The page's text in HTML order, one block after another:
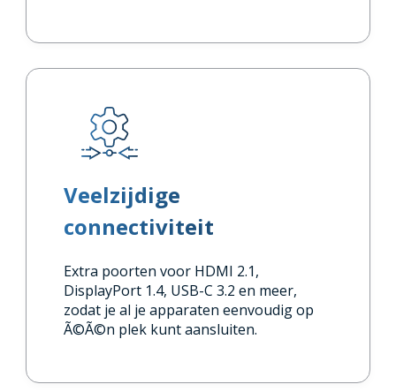
Veelzijdige
connectiviteit
Extra poorten voor HDMI 2.1,
DisplayPort 1.4, USB-C 3.2 en meer,
zodat je al je apparaten eenvoudig op
Ã©Ã©n plek kunt aansluiten.